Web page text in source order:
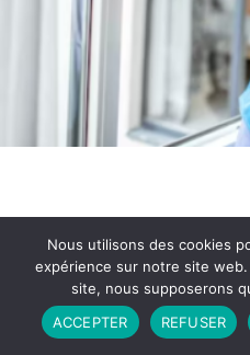
Partenariat Contact
CGU
Copyright © 2026 - Propulsé par
Nous utilisons des cookies
expérience sur notre site
site, nous supposerons
ACCEPTER
REFUSER